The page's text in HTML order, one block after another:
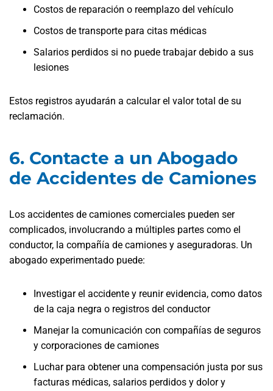
Costos de reparación o reemplazo del vehículo
Costos de transporte para citas médicas
Salarios perdidos si no puede trabajar debido a sus
lesiones
Estos registros ayudarán a calcular el valor total de su
reclamación.
6. Contacte a un Abogado
de Accidentes de Camiones
Los accidentes de camiones comerciales pueden ser
complicados, involucrando a múltiples partes como el
conductor, la compañía de camiones y aseguradoras. Un
abogado experimentado puede:
Investigar el accidente y reunir evidencia, como datos
de la caja negra o registros del conductor
Manejar la comunicación con compañías de seguros
y corporaciones de camiones
Luchar para obtener una compensación justa por sus
facturas médicas, salarios perdidos y dolor y